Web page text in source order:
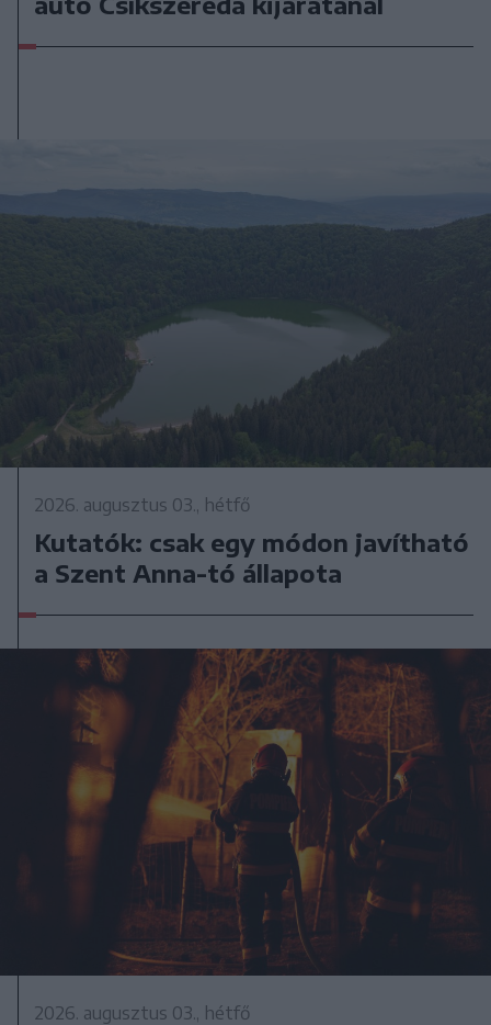
2026. augusztus 03., hétfő
Kutatók: csak egy módon javítható
a Szent Anna-tó állapota
2026. augusztus 03., hétfő